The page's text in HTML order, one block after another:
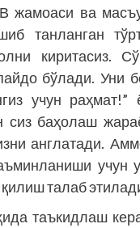
жамоаси ва
танланган
киритасиз.
бўлади. Уни
учун раҳмат!”
сиз баҳолаш
англатади.
учун
талаб
таъкидлаш